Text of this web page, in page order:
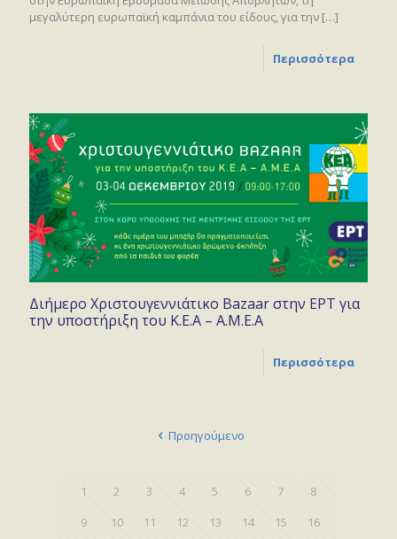
μεγαλύτερη ευρωπαϊκή καμπάνια του είδους, για την […]
Περισσότερα
Διήμερο Χριστουγεννιάτικο Bazaar στην ΕΡΤ για
την υποστήριξη του Κ.Ε.Α – Α.Μ.Ε.Α
Περισσότερα
Προηγούμενο
1 2 3 4 5 6 7
8
9
10 11 12 13 14 15
16